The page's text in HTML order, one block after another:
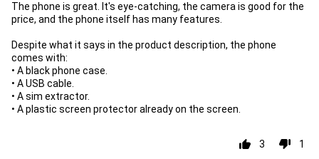
The phone is great. It's eye-catching, the camera is good for the
price, and the phone itself has many features.
Despite what it says in the product description, the phone
comes with:
• A black phone case.
• A USB cable.
• A sim extractor.
• A plastic screen protector already on the screen.
3 1